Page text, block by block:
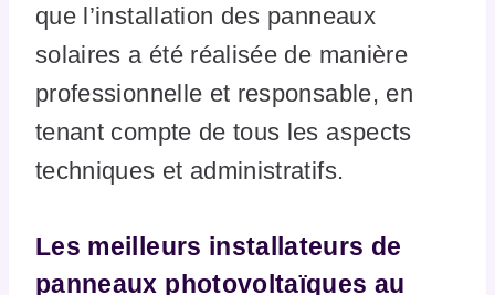
que l’installation des panneaux
solaires a été réalisée de manière
professionnelle et responsable, en
tenant compte de tous les aspects
techniques et administratifs.
Les meilleurs installateurs de
panneaux photovoltaïques au